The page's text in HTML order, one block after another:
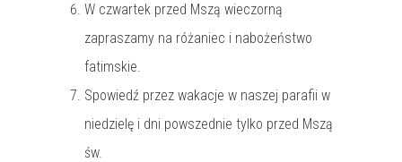
W czwartek przed Mszą wieczorną
zapraszamy na różaniec i nabożeństwo
fatimskie.
Spowiedź przez wakacje w naszej parafii w
niedzielę i dni powszednie tylko przed Mszą
św.